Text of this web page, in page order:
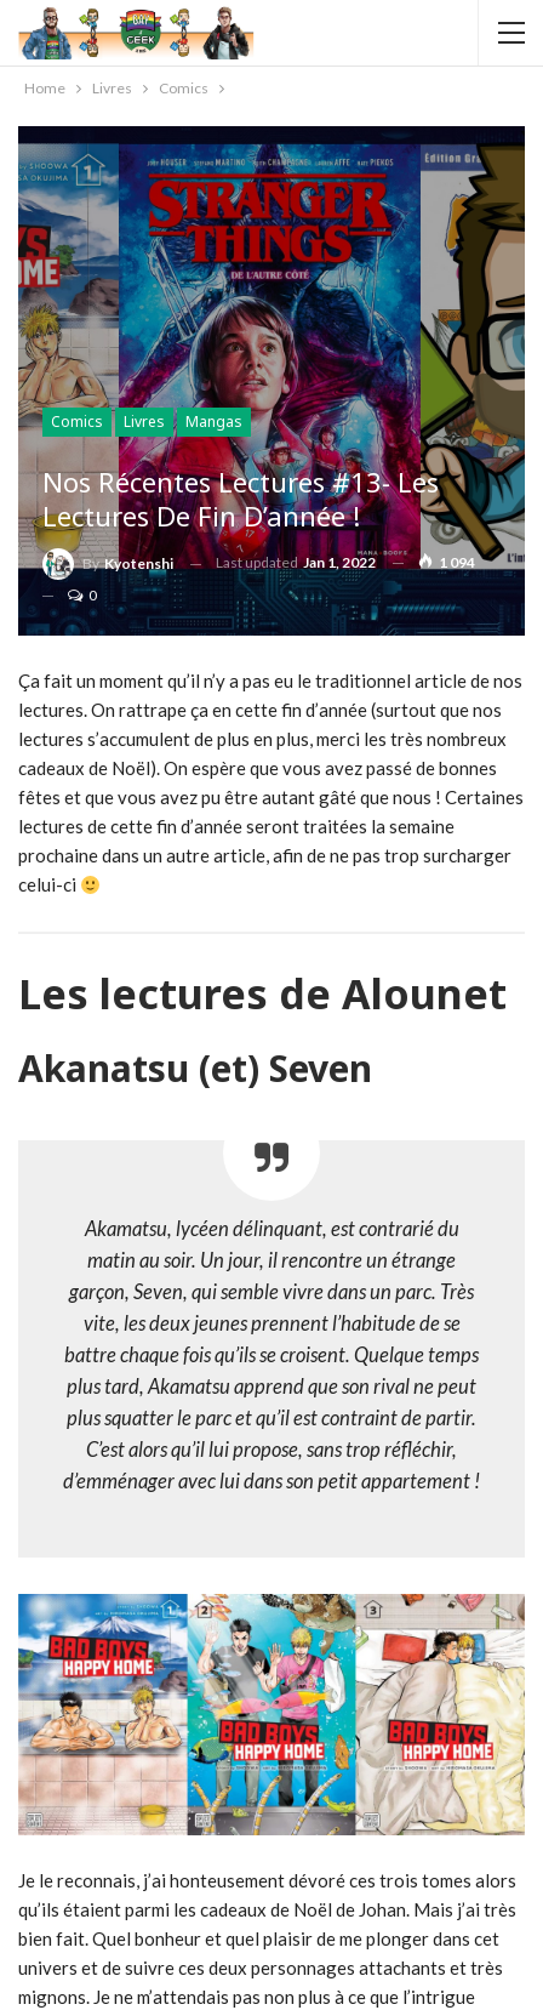
Home Livres Comics
Comics Livres Mangas
Nos Récentes Lectures #13- Les
Lectures De Fin D’année !
ByKyotenshi Last updatedJan 1, 2022
1 094
0
Ça fait un moment qu’il n’y a pas eu le traditionnel article de nos
lectures. On rattrape ça en cette fin d’année (surtout que nos
lectures s’accumulent de plus en plus, merci les très nombreux
cadeaux de Noël). On espère que vous avez passé de bonnes
fêtes et que vous avez pu être autant gâté que nous ! Certaines
lectures de cette fin d’année seront traitées la semaine
prochaine dans un autre article, afin de ne pas trop surcharger
celui-ci
Les lectures de Alounet
Akanatsu (et) Seven
Akamatsu, lycéen délinquant, est contrarié du
matin au soir. Un jour, il rencontre un étrange
garçon, Seven, qui semble vivre dans un parc. Très
vite, les deux jeunes prennent l’habitude de se
battre chaque fois qu’ils se croisent. Quelque temps
plus tard, Akamatsu apprend que son rival ne peut
plus squatter le parc et qu’il est contraint de partir.
C’est alors qu’il lui propose, sans trop réfléchir,
d’emménager avec lui dans son petit appartement !
Je le reconnais, j’ai honteusement dévoré ces trois tomes alors
qu’ils étaient parmi les cadeaux de Noël de Johan. Mais j’ai très
bien fait. Quel bonheur et quel plaisir de me plonger dans cet
univers et de suivre ces deux personnages attachants et très
mignons. Je ne m’attendais pas non plus à ce que l’intrigue